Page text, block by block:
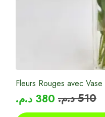
Fleurs Rouges avec Vase
510 د.م. 380 د.م.